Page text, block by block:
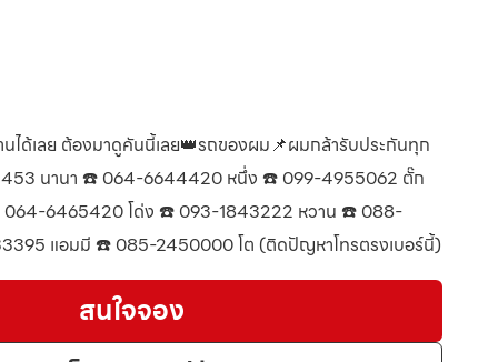
ได้เลย ต้องมาดูคันนี้เลย👑รถของผม📌ผมกล้ารับประกันทุก
นานา ☎️ 064-6644420 หนึ่ง ☎️ 099-4955062 ตั๊ก
6465420 โด่ง ☎️ 093-1843222 หวาน ☎️ 088-
แอมมี ☎️ 085-2450000 โต (ติดปัญหาโทรตรงเบอร์นี้)
สนใจจอง